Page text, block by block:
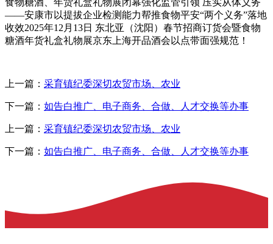
——安康市以提拔企业检测能力帮推食物平安“两个义务”落地
收效2025年12月13日 东北亚（沈阳）春节招商订货会暨食物
糖酒年货礼盒礼物展京东上海开品酒会以点带面强规范！
上一篇： 采育镇纪委深切农贸市场、农业
下一篇： 如告白推广、电子商务、合做、人才交换等办事
上一篇： 采育镇纪委深切农贸市场、农业
下一篇： 如告白推广、电子商务、合做、人才交换等办事